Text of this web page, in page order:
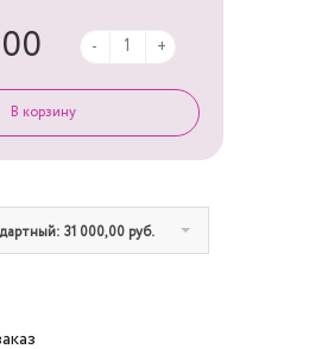
31 000,00 руб.
- +